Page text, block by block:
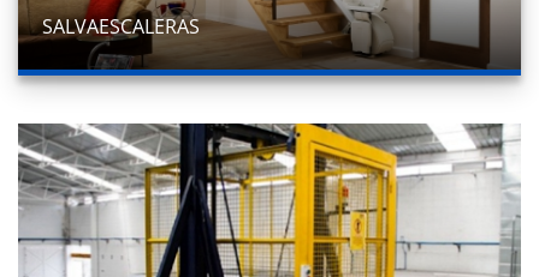
SALVAESCALERAS